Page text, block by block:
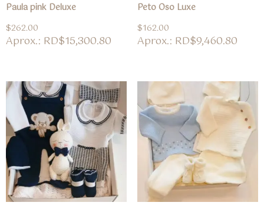
Paula pink Deluxe
$262.00
Aprox.: RD$15,300.80
Peto Oso Luxe
$162.00
Aprox.: RD$9,460.80